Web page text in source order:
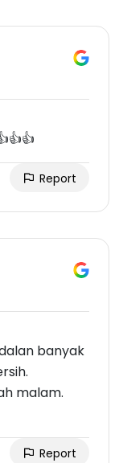
Report
banyak
malam.
Report